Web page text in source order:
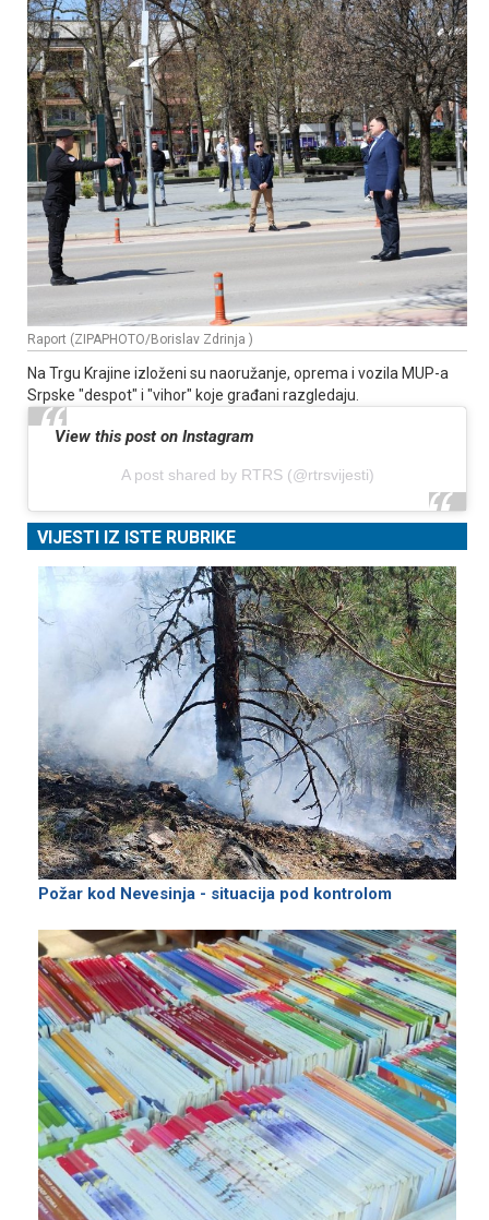
Raport (ZIPAPHOTO/Borislav Zdrinja )
Na Trgu Krajine izloženi su naoružanje, oprema i vozila MUP-a
Srpske "despot" i "vihor" koje građani razgledaju.
View this post on Instagram
A post shared by RTRS (@rtrsvijesti)
VIJESTI IZ ISTE RUBRIKE
Požar kod Nevesinja - situacija pod kontrolom